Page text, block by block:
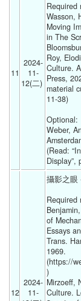
11
2024-
11-
12(二)
Required
Wasson,
Moving
in The
Roy,
Culture.
Press,
material
11-38)
Optional:
Weber,
(Read:
Display”,
12
2024-
11-
攝影之眼
Required
of
Essays
Trans.
1969.
(https://
)
Mirzoeff,
Culture.